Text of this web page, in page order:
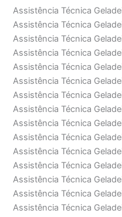
Assistência Técnica
Assistência Técnica
Assistência Técnica
Assistência Técnica
Assistência Técnica
Assistência Técnica
Assistência Técnica
Assistência Técnica
Assistência Técnica
Assistência Técnica
Assistência Técnica
Assistência Técnica
Assistência Técnica
Assistência Técnica
Assistência Técnica